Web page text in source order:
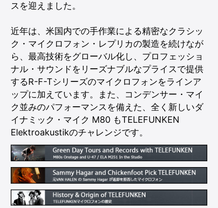
スを迎えました。
近年は、米国内での手作業による精密なクラシッ
ク・マイクロフォン・レプリカの製造を続けなが
ら、最高技術をグローバル化し、プロフェッショ
ナル・サウンドをリーズナブルなプライスで提供
するR-F-Tシリーズのマイクロフォンをラインア
ップに加えています。また、コンデンサー・マイ
ク並みのパフォーマンスを備えた、全く新しいダ
イナミック・マイク M80 もTELEFUNKEN
Elektroakustikのチャレンジです。